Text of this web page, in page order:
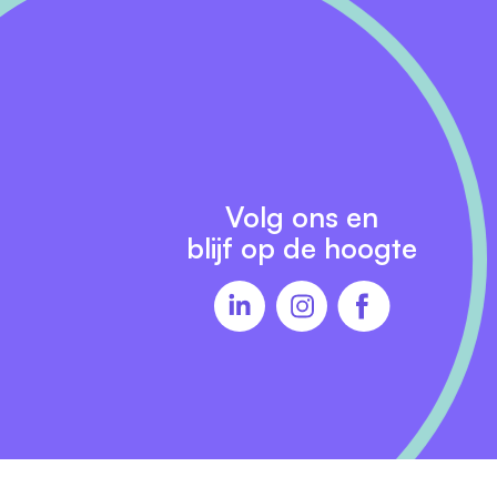
Volg ons en
blijf op de hoogte